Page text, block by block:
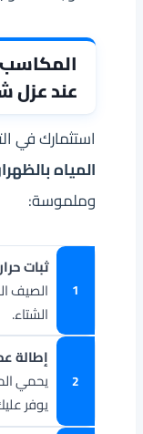
عند عزل
استثمارك في
المياه
وملموسة:
ثبات
الصيف
الشتاء.
إطالة عمر
يحمي
يوفر